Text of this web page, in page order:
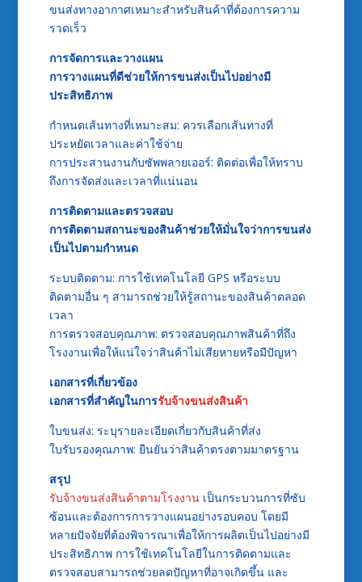
ขนส่งทางอากาศเหมาะสำหรับสินค้าที่ต้องการความ
รวดเร็ว
การจัดการและวางแผน
การวางแผนที่ดีช่วยให้การขนส่งเป็นไปอย่างมี
ประสิทธิภาพ
กำหนดเส้นทางที่เหมาะสม: ควรเลือกเส้นทางที่
ประหยัดเวลาและค่าใช้จ่าย
การประสานงานกับซัพพลายเออร์: ติดต่อเพื่อให้ทราบ
ถึงการจัดส่งและเวลาที่แน่นอน
การติดตามและตรวจสอบ
การติดตามสถานะของสินค้าช่วยให้มั่นใจว่าการขนส่ง
เป็นไปตามกำหนด
ระบบติดตาม: การใช้เทคโนโลยี GPS หรือระบบ
ติดตามอื่น ๆ สามารถช่วยให้รู้สถานะของสินค้าตลอด
เวลา
การตรวจสอบคุณภาพ: ตรวจสอบคุณภาพสินค้าที่ถึง
โรงงานเพื่อให้แน่ใจว่าสินค้าไม่เสียหายหรือมีปัญหา
เอกสารที่เกี่ยวข้อง
เอกสารที่สำคัญในการรับจ้างขนส่งสินค้า
ใบขนส่ง: ระบุรายละเอียดเกี่ยวกับสินค้าที่ส่ง
ใบรับรองคุณภาพ: ยืนยันว่าสินค้าตรงตามมาตรฐาน
สรุป
รับจ้างขนส่งสินค้าตามโรงงานเป็นกระบวนการที่ซับ
ซ้อนและต้องการการวางแผนอย่างรอบคอบ โดยมี
หลายปัจจัยที่ต้องพิจารณาเพื่อให้การผลิตเป็นไปอย่างมี
ประสิทธิภาพ การใช้เทคโนโลยีในการติดตามและ
ตรวจสอบสามารถช่วยลดปัญหาที่อาจเกิดขึ้น และ